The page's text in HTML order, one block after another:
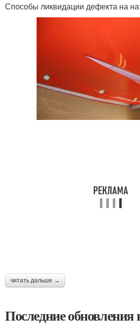
Способы ликвидации дефекта на
читать дальше →
Последние обновления